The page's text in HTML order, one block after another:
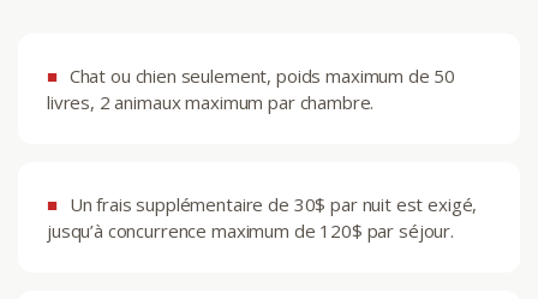
Chat ou chien seulement, poids maximum de 50
livres, 2 animaux maximum par chambre.
Un frais supplémentaire de 30$ par nuit est exigé,
jusqu’à concurrence maximum de 120$ par séjour.